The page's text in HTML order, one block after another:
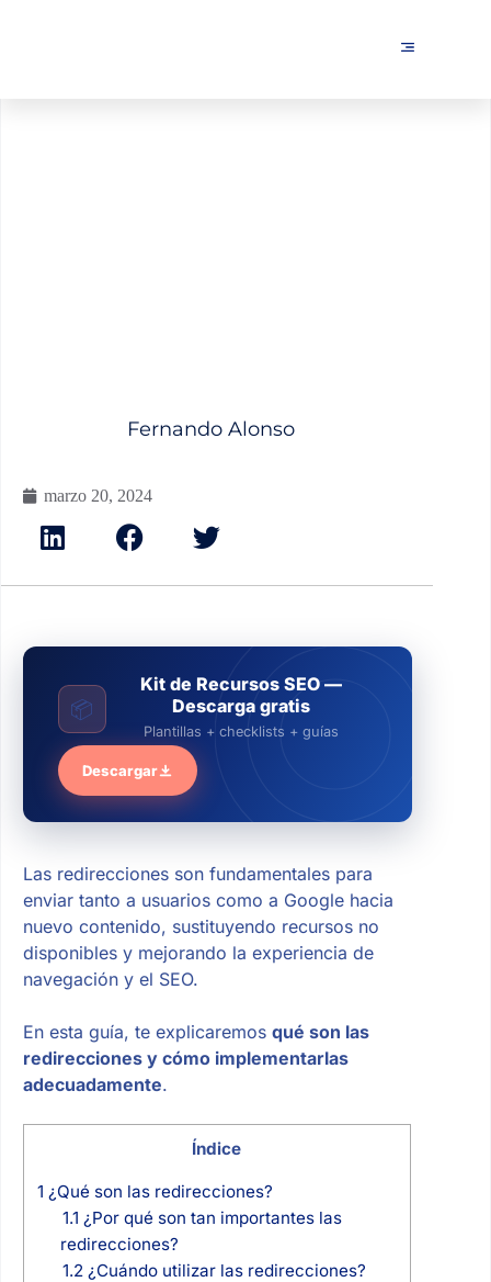
Fernando Alonso
marzo 20, 2024
📦
Kit de Recursos SEO —
Descarga gratis
Plantillas + checklists + guías
Descargar
Las redirecciones son fundamentales para
enviar tanto a usuarios como a Google hacia
nuevo contenido, sustituyendo recursos no
disponibles y mejorando la experiencia de
navegación y el SEO.
En esta guía, te explicaremos qué son las
redirecciones y cómo implementarlas
adecuadamente.
Índice
1 ¿Qué son las redirecciones?
1.1 ¿Por qué son tan importantes las
redirecciones?
1.2¿Cuándo utilizar las redirecciones?